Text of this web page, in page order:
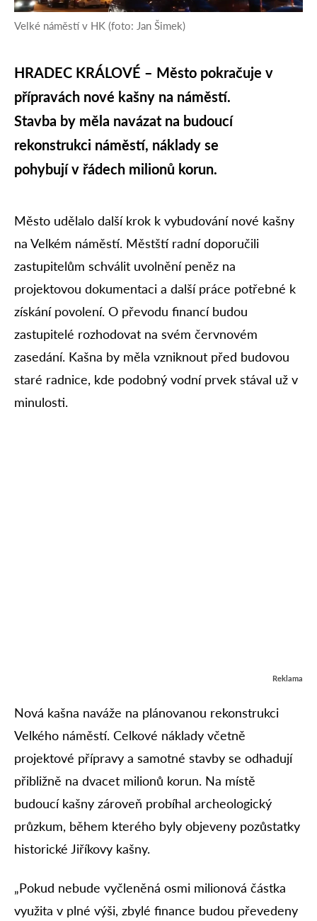
Velké náměstí v HK (foto: Jan Šimek)
HRADEC KRÁLOVÉ – Město pokračuje v
přípravách nové kašny na náměstí.
Stavba by měla navázat na budoucí
rekonstrukci náměstí, náklady se
pohybují v řádech milionů korun.
Město udělalo další krok k vybudování nové kašny
na Velkém náměstí. Městští radní doporučili
zastupitelům schválit uvolnění peněz na
projektovou dokumentaci a další práce potřebné k
získání povolení. O převodu financí budou
zastupitelé rozhodovat na svém červnovém
zasedání. Kašna by měla vzniknout před budovou
staré radnice, kde podobný vodní prvek stával už v
minulosti.
Reklama
Nová kašna naváže na plánovanou rekonstrukci
Velkého náměstí. Celkové náklady včetně
projektové přípravy a samotné stavby se odhadují
přibližně na dvacet milionů korun. Na místě
budoucí kašny zároveň probíhal archeologický
průzkum, během kterého byly objeveny pozůstatky
historické Jiříkovy kašny.
„Pokud nebude vyčleněná osmi milionová částka
využita v plné výši, zbylé finance budou převedeny